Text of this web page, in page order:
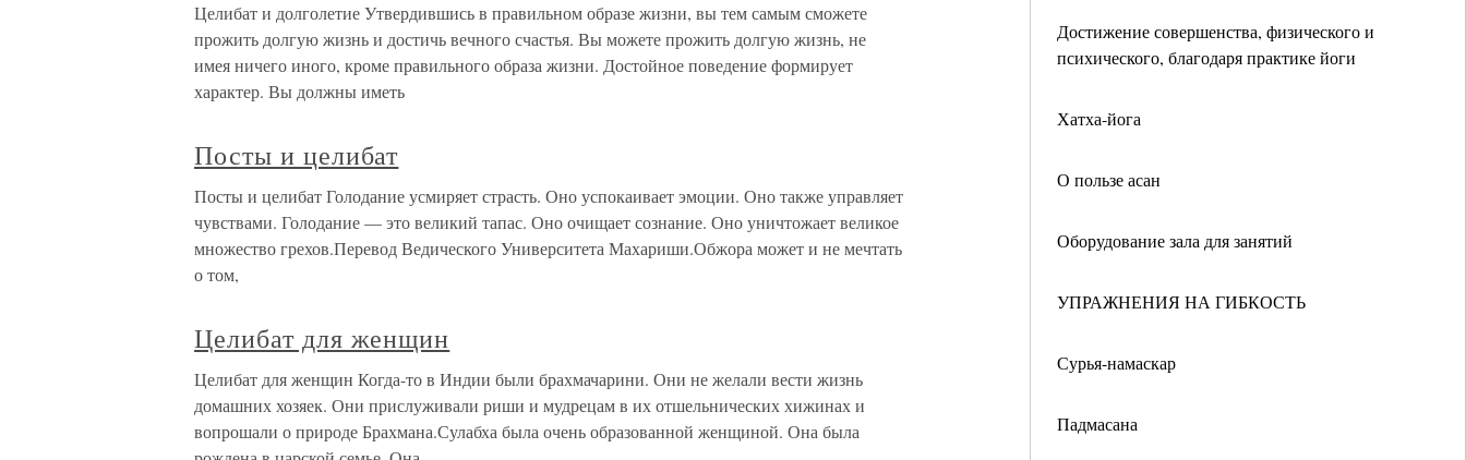
Достижение совершенства, физического и
психического, благодаря практике йоги
Хатха-йога
О пользе асан
Оборудование зала для занятий
УПРАЖНЕНИЯ НА ГИБКОСТЬ
Сурья-намаскар
Падмасана
Целибат и долголетие Утвердившись в правильном образе жизни, вы тем самым сможете
прожить долгую жизнь и достичь вечного счастья. Вы можете прожить долгую жизнь, не
имея ничего иного, кроме правильного образа жизни. Достойное поведение формирует
характер. Вы должны иметь
Посты и целибат
Посты и целибат Голодание усмиряет страсть. Оно успокаивает эмоции. Оно также управляет
чувствами. Голодание — это великий тапас. Оно очищает сознание. Оно уничтожает великое
множество грехов.Перевод Ведического Университета Махариши.Обжора может и не мечтать
о том,
Целибат для женщин
Целибат для женщин Когда-то в Индии были брахмачарини. Они не желали вести жизнь
домашних хозяек. Они прислуживали риши и мудрецам в их отшельнических хижинах и
вопрошали о природе Брахмана.Сулабха была очень образованной женщиной. Она была